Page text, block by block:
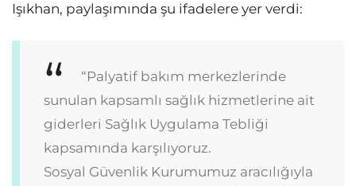
Işıkhan, paylaşımında şu ifadelere yer verdi:
“Palyatif bakım merkezlerinde
sunulan kapsamlı sağlık hizmetlerine ait
giderleri Sağlık Uygulama Tebliği
kapsamında karşılıyoruz.
Sosyal Güvenlik Kurumumuz aracılığıyla